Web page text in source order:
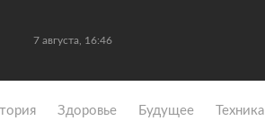
7 августа, 16:46
Здоровье Будущее Техника